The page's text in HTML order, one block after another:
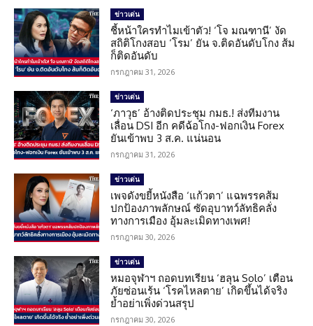
ข่าวเด่น
ชี้หน้าใครทำไมเข้าตัว! ‘โจ มณฑานี’ งัด
สถิติโกงสอบ ‘โรม’ ยัน จ.ติดอันดับโกง ส้ม
ก็ติดอันดับ
กรกฎาคม 31, 2026
ข่าวเด่น
‘ภาวุธ’ อ้างติดประชุม กมธ.! ส่งทีมงาน
เลื่อน DSI อีก คดีฉ้อโกง-ฟอกเงิน Forex
ยันเข้าพบ 3 ส.ค. แน่นอน
กรกฎาคม 31, 2026
ข่าวเด่น
เพจดังขยี้หนังสือ ‘แก้วตา’ แฉพรรคส้ม
ปกป้องภาพลักษณ์ ซัดอุบาทว์ลัทธิคลั่ง
ทางการเมือง อุ้มละเมิดทางเพศ!
กรกฎาคม 30, 2026
ข่าวเด่น
หมอจุฬาฯ ถอดบทเรียน ‘ฮลุน Solo’ เตือน
ภัยซ่อนเร้น ‘โรคไหลตาย’ เกิดขึ้นได้จริง
ย้ำอย่าเพิ่งด่วนสรุป
กรกฎาคม 30, 2026